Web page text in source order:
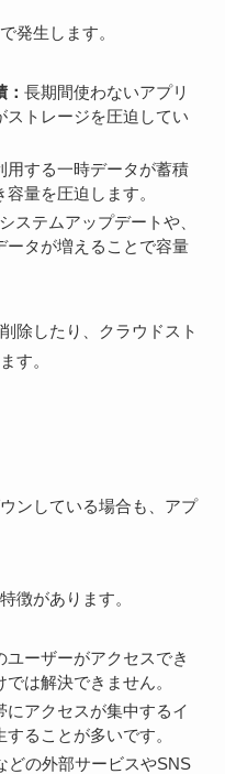
発生します。
：長期間使わないアプリ
ストレージを圧迫してい
用する一時データが蓄積
量を圧迫します。
ステムアップデートや、
ータが増えることで容量
除したり、クラウドスト
す。
ンしている場合も、アプ
徴があります。
ユーザーがアクセスでき
は解決できません。
にアクセスが集中するイ
ることが多いです。
どの外部サービスやSNS